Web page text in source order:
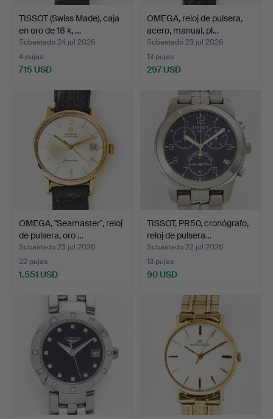
TISSOT (Swiss Made), caja
en oro de 18 k, …
Subastado 24 jul 2026
4 pujas
715 USD
OMEGA, reloj de pulsera,
acero, manual, pl…
Subastado 23 jul 2026
13 pujas
297 USD
OMEGA, "Seamaster", reloj
de pulsera, oro …
Subastado 23 jul 2026
22 pujas
1.551 USD
TISSOT, PR50, cronógrafo,
reloj de pulsera…
Subastado 22 jul 2026
13 pujas
90 USD